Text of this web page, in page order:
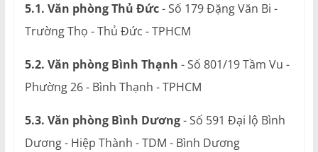
5.1. Văn phòng Thủ Đức- Số 179 Đặng Văn Bi -
Trường Thọ - Thủ Đức - TPHCM
5.2. Văn phòng Bình Thạnh - Số 801/19 Tầm Vu -
Phường 26 - Bình Thạnh - TPHCM
5.3. Văn phòng Bình Dương- Số 591 Đại lộ Bình
Dương - Hiệp Thành - TDM - Bình Dương